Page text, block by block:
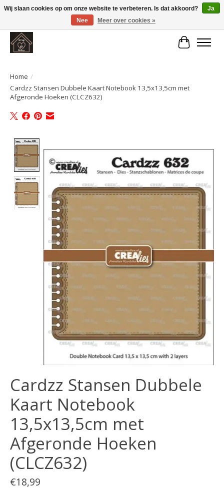
Large selection of products and fast shipping!
Home /
Cardzz Stansen Dubbele Kaart Notebook 13,5x13,5cm met
Afgeronde Hoeken (CLCZ632)
Cardzz Stansen Dubbele
Kaart Notebook
13,5x13,5cm met
Afgeronde Hoeken
(CLCZ632)
€18,99
Wij slaan cookies op om onze website te verbeteren. Is dat akkoord?
Ja
Nee
Meer over cookies »